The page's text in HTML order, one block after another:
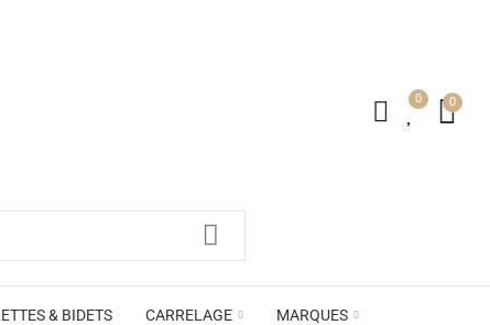
0 0
& BIDETS CARRELAGE MARQUES
ACB